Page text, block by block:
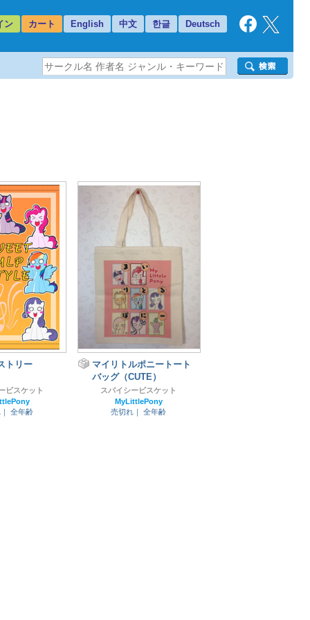
ン カート English 中文 한글 Deutsch
トリー
ビスケット
全年齢
マイリトルポニートート
バッグ（CUTE）
スパイシービスケット
MyLittlePony
売切れ｜
全年齢